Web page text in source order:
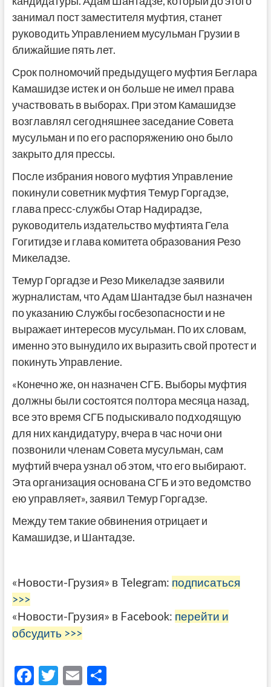
занимал пост заместителя муфтия, станет
руководить Управлением мусульман Грузии в
ближайшие пять лет.
Срок полномочий предыдущего муфтия Беглара
Камашидзе истек и он больше не имел права
участвовать в выборах. При этом Камашидзе
возглавлял сегодняшнее заседание Совета
мусульман и по его распоряжению оно было
закрыто для прессы.
После избрания нового муфтия Управление
покинули советник муфтия Темур Горгадзе,
глава пресс-службы Отар Надирадзе,
руководитель издательство муфтията Гела
Гогитидзе и глава комитета образования Резо
Микеладзе.
Темур Горгадзе и Резо Микеладзе заявили
журналистам, что Адам Шантадзе был назначен
по указанию Службы госбезопасности и не
выражает интересов мусульман. По их словам,
именно это вынудило их выразить свой протест и
покинуть Управление.
«Конечно же, он назначен СГБ. Выборы муфтия
должны были состоятся полтора месяца назад,
все это время СГБ подыскивало подходящую
для них кандидатуру, вчера в час ночи они
позвонили членам Совета мусульман, сам
муфтий вчера узнал об этом, что его выбирают.
Эта организация основана СГБ и это ведомство
ею управляет», заявил Темур Горгадзе.
Между тем такие обвинения отрицает и
Камашидзе, и Шантадзе.
«Новости-Грузия» в Telegram: подписаться
>>>
«Новости-Грузия» в Facebook: перейти и
обсудить >>>
F T E О